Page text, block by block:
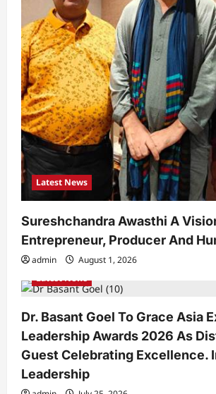
Latest News
Sureshchandra Awasthi A
Entrepreneur, Producer And
admin
August 1, 2026
Latest News
Dr. Basant Goel To Grace Asia
Leadership Awards 2026 As
Guest Celebrating Excellence.
Leadership